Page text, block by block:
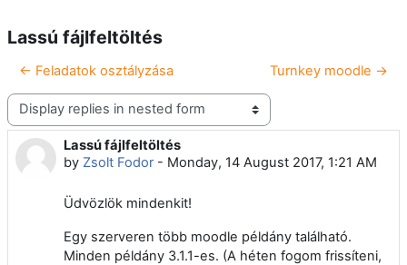
Lassú fájlfeltöltés
← Feladatok osztályzása Turnkey moodle →
Display mode
Lassú fájlfeltöltés
by Zsolt Fodor - Monday, 14 August 2017, 1:21 AM
Number of replies: 5
Üdvözlök mindenkit!
Egy szerveren több moodle példány található.
Minden példány 3.1.1-es. (A héten fogom frissíteni,